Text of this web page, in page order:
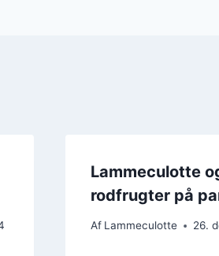
Lammeculotte
rodfrugter på
Af Lammeculotte 26.